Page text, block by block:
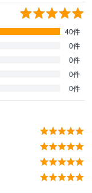
40件
0件
0件
0件
0件